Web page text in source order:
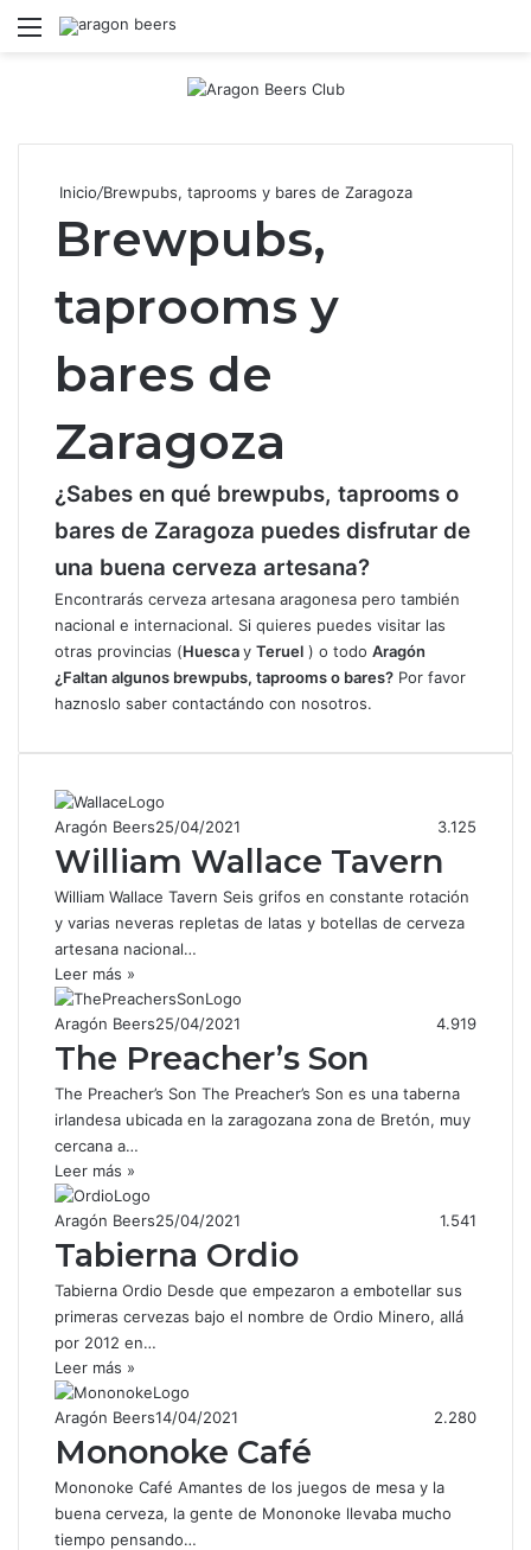
Menú
Inicio/Brewpubs, taprooms y bares de Zaragoza
Brewpubs,
taprooms y
bares de
Zaragoza
¿Sabes en qué brewpubs, taprooms o
bares de Zaragoza puedes disfrutar de
una buena cerveza artesana?
Encontrarás cerveza artesana aragonesa pero también
nacional e internacional. Si quieres puedes visitar las
otras provincias (Huescay Teruel ) o todo Aragón
¿Faltan algunos brewpubs, taprooms o bares? Por favor
haznoslo saber contactándo con nosotros.
Aragón Beers25/04/2021 3.125
William Wallace Tavern
William Wallace Tavern Seis grifos en constante rotación
y varias neveras repletas de latas y botellas de cerveza
artesana nacional…
Leer más »
Aragón Beers25/04/2021 4.919
The Preacher’s Son
The Preacher’s Son The Preacher’s Son es una taberna
irlandesa ubicada en la zaragozana zona de Bretón, muy
cercana a…
Leer más »
Aragón Beers25/04/2021 1.541
Tabierna Ordio
Tabierna Ordio Desde que empezaron a embotellar sus
primeras cervezas bajo el nombre de Ordio Minero, allá
por 2012 en…
Leer más »
Aragón Beers14/04/2021 2.280
Mononoke Café
Mononoke Café Amantes de los juegos de mesa y la
buena cerveza, la gente de Mononoke llevaba mucho
tiempo pensando…